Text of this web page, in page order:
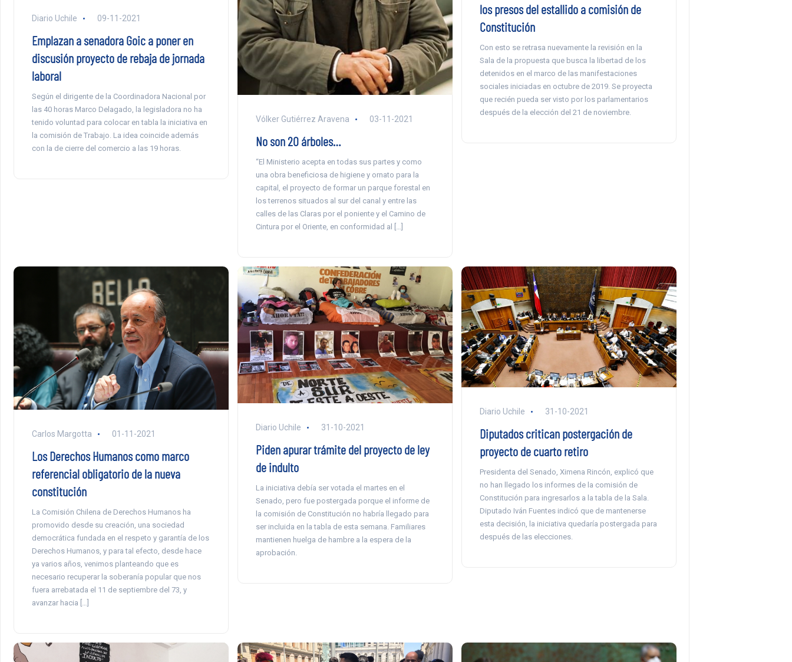
Diario Uchile 09-11-2021
Emplazan a senadora Goic a poner en
discusión proyecto de rebaja de jornada
laboral
Según el dirigente de la Coordinadora Nacional por
las 40 horas Marco Delagado, la legisladora no ha
tenido voluntad para colocar en tabla la iniciativa en
la comisión de Trabajo. La idea coincide además
con la de cierre del comercio a las 19 horas.
Vólker Gutiérrez Aravena 03-11-2021
No son 20 árboles…
“El Ministerio acepta en todas sus partes y como
una obra beneficiosa de higiene y ornato para la
capital, el proyecto de formar un parque forestal en
los terrenos situados al sur del canal y entre las
calles de las Claras por el poniente y el Camino de
Cintura por el Oriente, en conformidad al […]
los presos del estallido a comisión de
Constitución
Con esto se retrasa nuevamente la revisión en la
Sala de la propuesta que busca la libertad de los
detenidos en el marco de las manifestaciones
sociales iniciadas en octubre de 2019. Se proyecta
que recién pueda ser visto por los parlamentarios
después de la elección del 21 de noviembre.
Carlos Margotta 01-11-2021
Los Derechos Humanos como marco
referencial obligatorio de la nueva
constitución
La Comisión Chilena de Derechos Humanos ha
promovido desde su creación, una sociedad
democrática fundada en el respeto y garantía de los
Derechos Humanos, y para tal efecto, desde hace
ya varios años, venimos planteando que es
necesario recuperar la soberanía popular que nos
fuera arrebatada el 11 de septiembre del 73, y
avanzar hacia […]
Diario Uchile 31-10-2021
Piden apurar trámite del proyecto de ley
de indulto
La iniciativa debía ser votada el martes en el
Senado, pero fue postergada porque el informe de
la comisión de Constitución no habría llegado para
ser incluida en la tabla de esta semana. Familiares
mantienen huelga de hambre a la espera de la
aprobación.
Diario Uchile 31-10-2021
Diputados critican postergación de
proyecto de cuarto retiro
Presidenta del Senado, Ximena Rincón, explicó que
no han llegado los informes de la comisión de
Constitución para ingresarlos a la tabla de la Sala.
Diputado Iván Fuentes indicó que de mantenerse
esta decisión, la iniciativa quedaría postergada para
después de las elecciones.